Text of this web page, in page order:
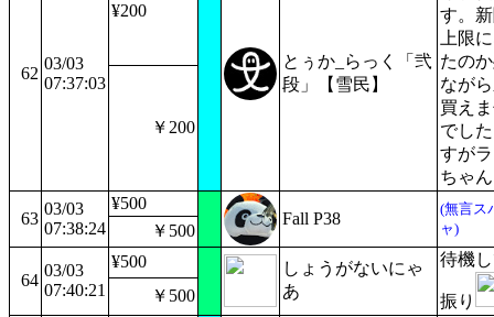
62
03/03
07:37:03
¥200
とぅか_らっく「弐
段」【雪民】
す。
上限
たの
なが
買え
でし
すが
ちゃ
￥200
63
03/03
07:38:24
¥500
Fall P38
(無言ス
ャ)
￥500
64
03/03
07:40:21
¥500
しょうがないにゃ
あ
待機
振り
￥500